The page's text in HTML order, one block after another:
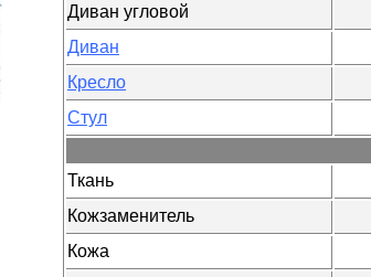
Диван угловой
Диван
Кресло
Стул
Ткань
Кожзаменитель
Кожа